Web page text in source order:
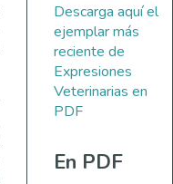
Descarga aquí el
ejemplar más
reciente de
Expresiones
Veterinarias en
PDF
En PDF